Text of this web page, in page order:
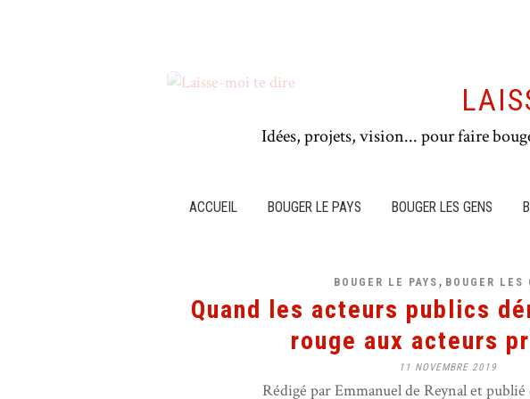
Idées, projets, vision... pour faire
ACCUEIL BOUGER LE PAYS BOUGER LES GENS
BOUGER LE PAYS , BOUGER LES
Quand les acteurs publics
rouge aux acteurs
11 NOVEMBRE 2019
Rédigé par Emmanuel de Reynal et